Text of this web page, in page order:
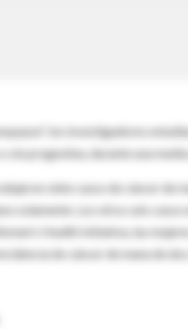
los investigadores
sin progestina, durante una media
siete casos de cáncer de
solamente. Los otros seis
Health Initiativa, las
de cáncer de mana de